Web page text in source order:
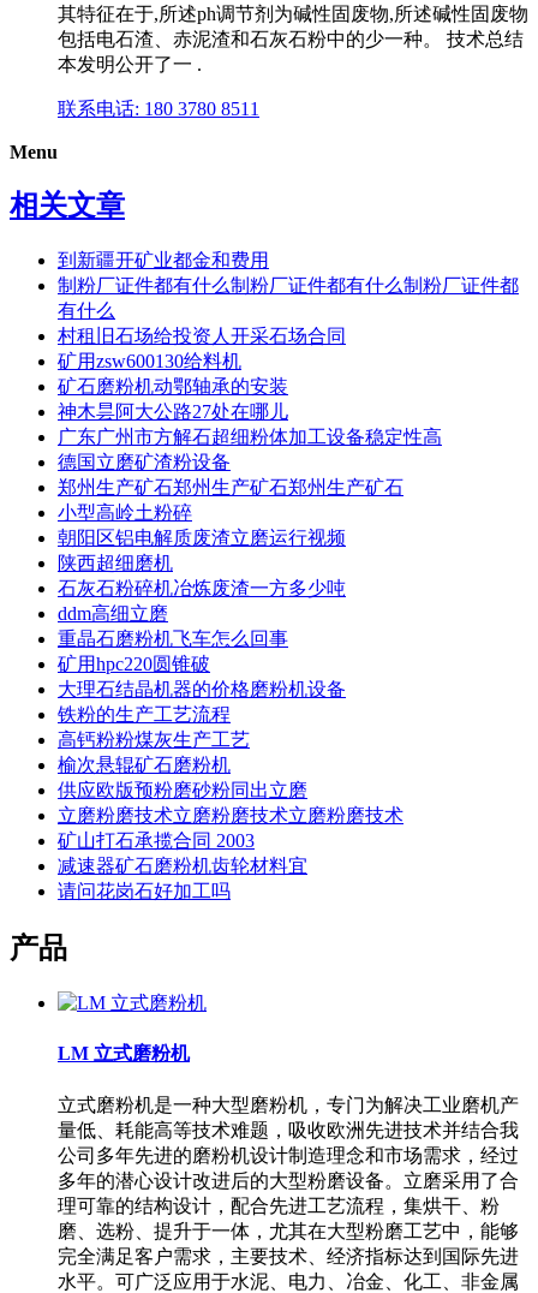
其特征在于,所述ph调节剂为碱性固废物,所述碱性固废物
包括电石渣、赤泥渣和石灰石粉中的少一种。 技术总结
本发明公开了一 .
联系电话: 180 3780 8511
Menu
相关文章
到新疆开矿业都金和费用
制粉厂证件都有什么制粉厂证件都有什么制粉厂证件都
有什么
村租旧石场给投资人开采石场合同
矿用zsw600130给料机
矿石磨粉机动鄂轴承的安装
神木昙阿大公路27处在哪儿
广东广州市方解石超细粉体加工设备稳定性高
德国立磨矿渣粉设备
郑州生产矿石郑州生产矿石郑州生产矿石
小型高岭土粉碎
朝阳区铝电解质废渣立磨运行视频
陕西超细磨机
石灰石粉碎机冶炼废渣一方多少吨
ddm高细立磨
重晶石磨粉机飞车怎么回事
矿用hpc220圆锥破
大理石结晶机器的价格磨粉机设备
铁粉的生产工艺流程
高钙粉粉煤灰生产工艺
榆次悬辊矿石磨粉机
供应欧版预粉磨砂粉同出立磨
立磨粉磨技术立磨粉磨技术立磨粉磨技术
矿山打石承揽合同 2003
减速器矿石磨粉机齿轮材料宜
请问花岗石好加工吗
产品
LM 立式磨粉机
立式磨粉机是一种大型磨粉机，专门为解决工业磨机产
量低、耗能高等技术难题，吸收欧洲先进技术并结合我
公司多年先进的磨粉机设计制造理念和市场需求，经过
多年的潜心设计改进后的大型粉磨设备。立磨采用了合
理可靠的结构设计，配合先进工艺流程，集烘干、粉
磨、选粉、提升于一体，尤其在大型粉磨工艺中，能够
完全满足客户需求，主要技术、经济指标达到国际先进
水平。可广泛应用于水泥、电力、冶金、化工、非金属